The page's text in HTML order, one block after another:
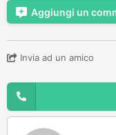
Aggiungi un
Invia ad un amico